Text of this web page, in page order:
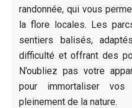
randonnée, qui vous
la flore locales. Les
sentiers balisés,
difficulté et offrant des
N’oubliez pas votre
pour immortaliser
pleinement de la nature.